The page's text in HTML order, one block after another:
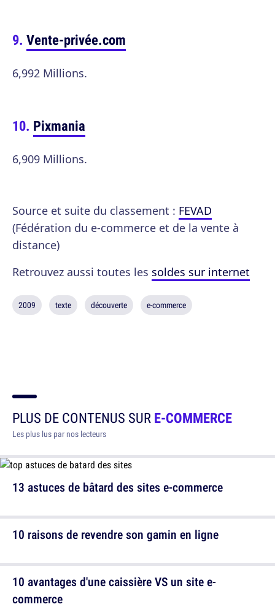
Vente-privée.com
6,992 Millions.
Pixmania
6,909 Millions.
Source et suite du classement : FEVAD
(Fédération du e-commerce et de la vente à
distance)
Retrouvez aussi toutes les soldes sur internet
2009 texte découverte e-commerce
PLUS DE CONTENUS SURE-COMMERCE
Les plus lus par nos lecteurs
13 astuces de bâtard des sites e-commerce
10 avantages d'une caissière VS un site e-
commerce
10 raisons de revendre son gamin en ligne